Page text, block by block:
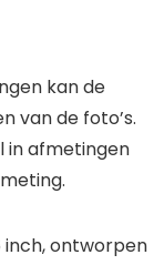
kan de
van de foto’s.
in afmetingen
inch, ontworpen